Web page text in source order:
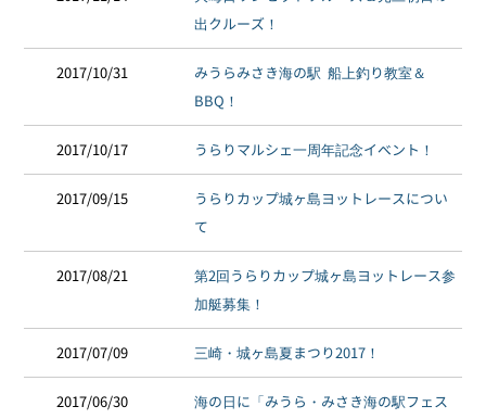
出クルーズ！
2017/10/31
みうらみさき海の駅 船上釣り教室＆
BBQ！
2017/10/17 うらりマルシェ一周年記念イベント！
2017/09/15
うらりカップ城ヶ島ヨットレースについ
て
2017/08/21
第2回うらりカップ城ヶ島ヨットレース参
加艇募集！
2017/07/09 三崎・城ヶ島夏まつり2017！
2017/06/30
海の日に「みうら・みさき海の駅フェス